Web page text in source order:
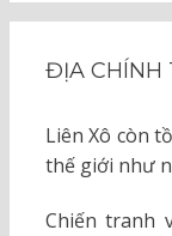
ĐỊA CHÍNH
Liên Xô còn
thế giới như
Chiến tranh